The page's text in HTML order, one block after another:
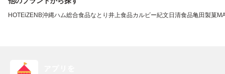
HOTEiZENB沖縄ハム総合食品なとり 井上食品カルビー紀文 日清食品亀田製菓